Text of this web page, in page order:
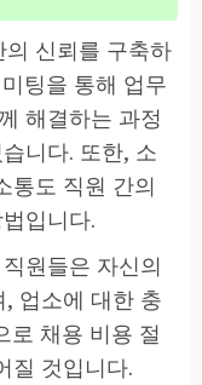
신뢰를 구축하
팅을 통해 업무
해결하는 과정
니다. 또한, 소
통도 직원 간의
입니다.
원들은 자신의
업소에 대한 충
로 채용 비용 절
질 것입니다.